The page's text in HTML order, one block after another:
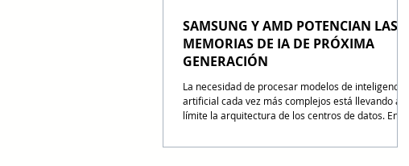
SAMSUNG Y AMD POTENCIAN LAS
MEMORIAS DE IA DE PRÓXIMA
GENERACIÓN
La necesidad de procesar modelos de inteligencia
artificial cada vez más complejos está llevando al
límite la arquitectura de los centros de datos. En
colaboración para integrar memorias HBM4 en